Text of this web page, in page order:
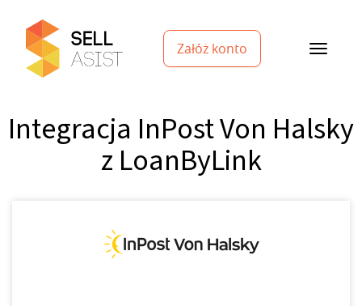
Załóż konto
Integracja InPost Von Halsky
z LoanByLink